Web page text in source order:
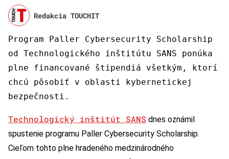
Redakcia TOUCHIT
Program Paller Cybersecurity Scholarship
od Technologického inštitútu SANS ponúka
plne financované štipendiá všetkým, ktorí
chcú pôsobiť v oblasti kybernetickej
bezpečnosti.
Technologický inštitút SANS dnes oznámil
spustenie programu Paller Cybersecurity Scholarship.
Cieľom tohto plne hradeného medzinárodného